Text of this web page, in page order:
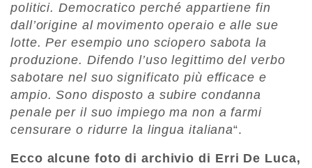
politici. Democratico perché appartiene fin
dall’origine al movimento operaio e alle sue
lotte. Per esempio uno sciopero sabota la
produzione. Difendo l’uso legittimo del verbo
sabotare nel suo significato più efficace e
ampio. Sono disposto a subire condanna
penale per il suo impiego ma non a farmi
censurare o ridurre la lingua italiana“.
Ecco alcune foto di archivio di Erri De Luca,